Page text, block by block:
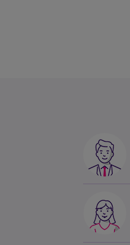
Image
Image